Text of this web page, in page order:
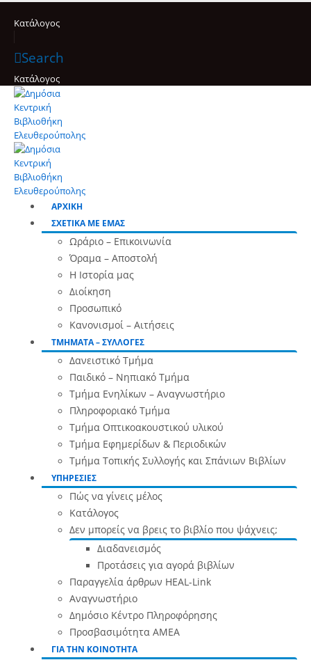
Κατάλογος
Search
Κατάλογος
ΑΡΧΙΚΗ
ΣΧΕΤΙΚΑ ΜΕ ΕΜΑΣ
Ωράριο – Επικοινωνία
Όραμα – Αποστολή
Η Ιστορία μας
Διοίκηση
Προσωπικό
Κανονισμοί – Αιτήσεις
ΤΜΗΜΑΤΑ – ΣΥΛΛΟΓΕΣ
Δανειστικό Τμήμα
Παιδικό – Νηπιακό Τμήμα
Τμήμα Ενηλίκων – Αναγνωστήριο
Πληροφοριακό Τμήμα
Τμήμα Οπτικοακουστικού υλικού
Τμήμα Εφημερίδων & Περιοδικών
Τμήμα Τοπικής Συλλογής και Σπάνιων Βιβλίων
ΥΠΗΡΕΣΙΕΣ
Πώς να γίνεις μέλος
Κατάλογος
Δεν μπορείς να βρεις το βιβλίο που ψάχνεις;
Διαδανεισμός
Προτάσεις για αγορά βιβλίων
Παραγγελία άρθρων HEAL-Link
Αναγνωστήριο
Δημόσιο Κέντρο Πληροφόρησης
Προσβασιμότητα ΑΜΕΑ
ΓΙΑ ΤΗΝ ΚΟΙΝΟΤΗΤΑ